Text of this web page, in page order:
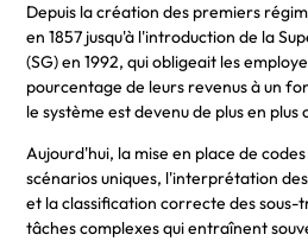
Depuis la création des premiers
en 1857 jusqu'à l'introduction de la
(SG) en 1992, qui obligeait les
pourcentage de leurs revenus à un
le système est devenu de plus en plus
Aujourd'hui, la mise en place de
scénarios uniques, l'interprétation
et la classification correcte des
tâches complexes qui entraînent